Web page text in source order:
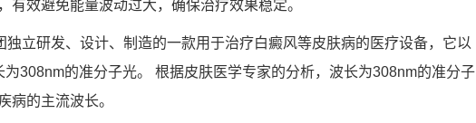
效避免能量波动过大，确保治疗效果稳定。
立研发、设计、制造的一款用于治疗白癜风等皮肤病的医疗设备，它以
308nm的准分子光。 根据皮肤医学专家的分析，波长为308nm的准分子
病的主流波长。